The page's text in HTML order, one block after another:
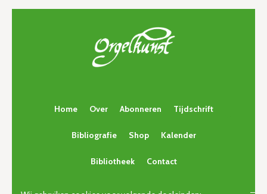
Home Over Abonneren Tijdschrift
Bibliografie Shop Kalender
Bibliotheek Contact